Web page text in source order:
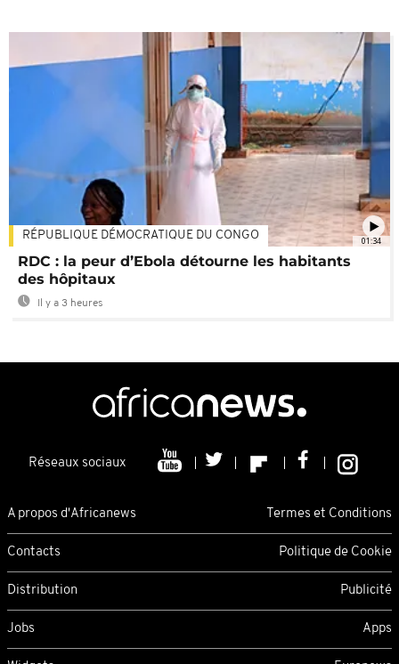
01:34
RÉPUBLIQUE DÉMOCRATIQUE DU CONGO
RDC : la peur d’Ebola détourne les habitants
des hôpitaux
Il y a 3 heures
Réseaux sociaux
A propos d'Africanews Termes et Conditions
Contacts Politique de Cookie
Distribution Publicité
Jobs Apps